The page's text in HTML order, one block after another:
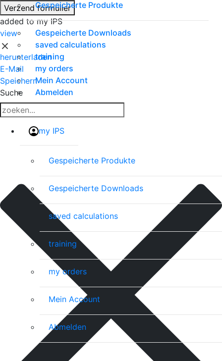
Gespeicherte Produkte
Gespeicherte Downloads
saved calculations
training
my orders
Mein Account
Abmelden
my IPS
Gespeicherte Produkte
Gespeicherte Downloads
saved calculations
training
my orders
Mein Account
Abmelden
Verzend formulier
added to my IPS
view
herunterladen
E-Mail
Speichern
Suche